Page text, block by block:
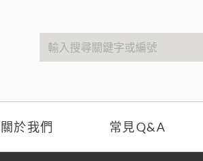
關於我們 常見Q&A